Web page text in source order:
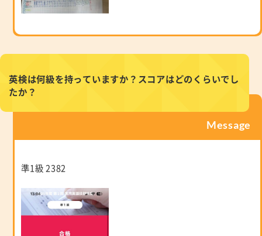
英検は何級を持っていますか？スコアはどのくらいでし
たか？
Message
準1級 2382